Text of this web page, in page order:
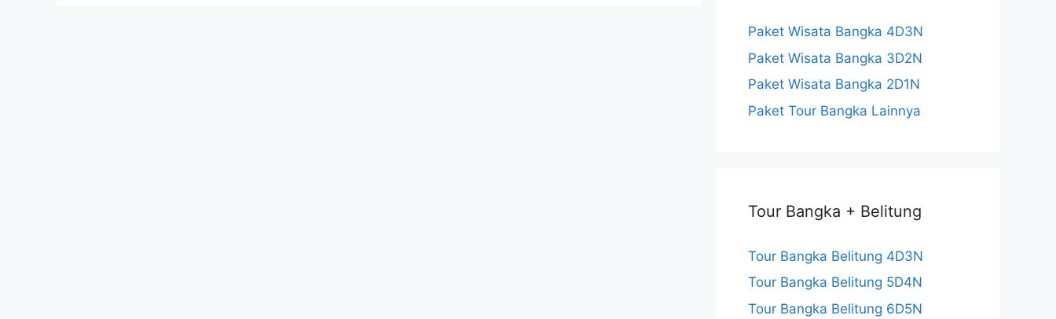
l
Paket Wisata Bangka 4D3N
Paket Wisata Bangka 3D2N
Paket Wisata Bangka 2D1N
Paket Tour Bangka Lainnya
Tour Bangka + Belitung
Tour Bangka Belitung 4D3N
Tour Bangka Belitung 5D4N
Tour Bangka Belitung 6D5N